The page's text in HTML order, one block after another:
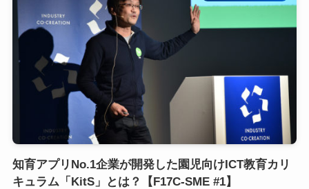
知育アプリNo.1企業が開発した園児向けICT教育カリ
キュラム「KitS」とは？【F17C-SME #1】